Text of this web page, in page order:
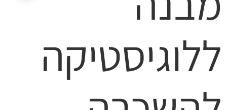
ללוגיסטיקה